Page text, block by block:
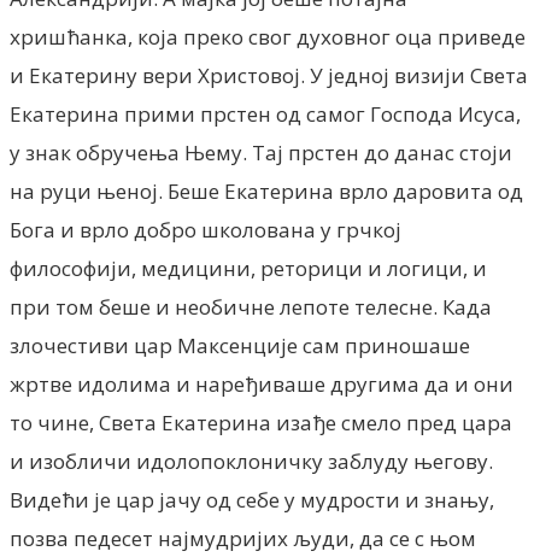
хришћанка, која преко свог духовног оца приведе
и Екатерину вери Христовој. У једној визији Света
Екатерина прими прстен од самог Господа Исуса,
у знак обручења Њему. Тај прстен до данас стоји
на руци њеној. Беше Екатерина врло даровита од
Бога и врло добро школована у грчкој
философији, медицини, реторици и логици, и
при том беше и необичне лепоте телесне. Када
злочестиви цар Максенције сам приношаше
жртве идолима и наређиваше другима да и они
то чине, Света Екатерина изађе смело пред цара
и изобличи идолопоклоничку заблуду његову.
Видећи је цар јачу од себе у мудрости и знању,
позва педесет најмудријих људи, да се с њом